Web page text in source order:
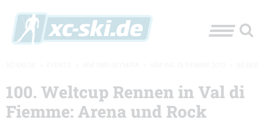
100. Weltcup Rennen in Val di
Fiemme: Arena und Rock